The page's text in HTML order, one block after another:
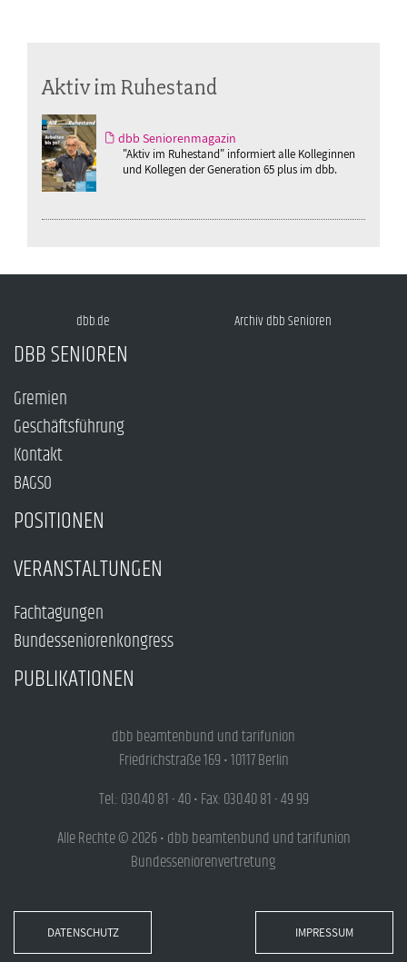
Aktiv im Ruhestand
dbb Seniorenmagazin
"Aktiv im Ruhestand" informiert alle Kolleginnen
und Kollegen der Generation 65 plus im dbb.
dbb.de Archiv dbb Senioren
DBB SENIOREN
Gremien
Geschäftsführung
Kontakt
BAGSO
POSITIONEN
VERANSTALTUNGEN
Fachtagungen
Bundesseniorenkongress
PUBLIKATIONEN
dbb beamtenbund und tarifunion
Friedrichstraße 169 • 10117 Berlin
Tel.: 030.40 81 - 40 • Fax: 030.40 81 - 49 99
Alle Rechte © 2026 • dbb beamtenbund und tarifunion
Bundesseniorenvertretung
DATENSCHUTZ IMPRESSUM